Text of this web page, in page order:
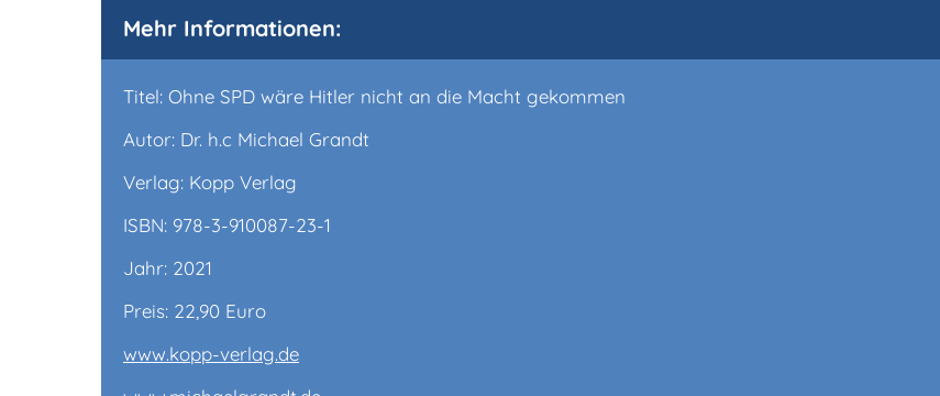
Mehr Informationen:
Titel: Ohne SPD wäre Hitler nicht an die Macht gekommen
Autor: Dr. h.c Michael Grandt
Verlag: Kopp Verlag
ISBN: 978-3-910087-23-1
Jahr: 2021
Preis: 22,90 Euro
www.kopp-verlag.de